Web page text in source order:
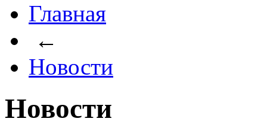
Главная
←
Новости
Новости